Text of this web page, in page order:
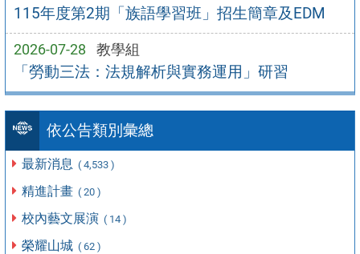
115年度第2期「族語學習班」招生簡章及EDM
2026-07-28 教學組
「勞動三法：法規解析與實務運用」研習
依公告類別彙總
最新消息 ( 4,533 )
精進計畫 ( 20 )
校內藝文展演 ( 14 )
榮耀山城 ( 62 )